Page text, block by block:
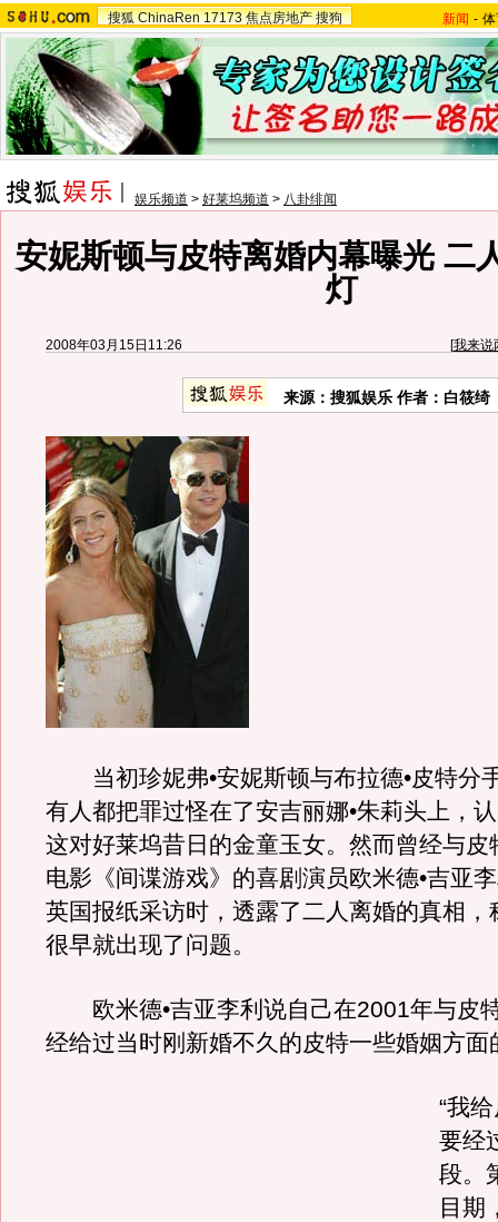
搜狐 ChinaRen 17173 焦点房地产 搜狗 新闻 -
娱乐频道 > 好莱坞频道 > 八卦绯闻
安妮斯顿与皮特离婚内幕曝光 二
灯
2008年03月15日11:26 [我来说
来源：搜狐娱乐 作者：白筱绮
当初珍妮弗•安妮斯顿与布拉德•皮特分
有人都把罪过怪在了安吉丽娜•朱莉头上，
这对好莱坞昔日的金童玉女。然而曾经与皮
电影《间谍游戏》的喜剧演员欧米德•吉亚
英国报纸采访时，透露了二人离婚的真相，
很早就出现了问题。
欧米德•吉亚李利说自己在2001年与皮
经给过当时刚新婚不久的皮特一些婚姻方面
“我
要经
段。
目期